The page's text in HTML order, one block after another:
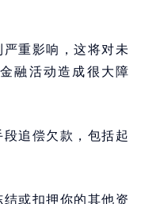
重影响，这将对未
融活动造成很大障
追偿欠款，包括起
结或扣押你的其他资